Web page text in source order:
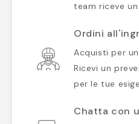
team riceve
Ordini
Acquisti per
Ricevi un
per le tue
Chatta con